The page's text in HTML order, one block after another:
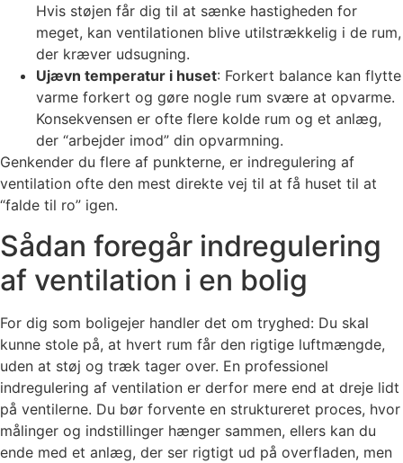
Hvis støjen får dig til at sænke hastigheden for
meget, kan ventilationen blive utilstrækkelig i de rum,
der kræver udsugning.
Ujævn temperatur i huset: Forkert balance kan flytte
varme forkert og gøre nogle rum svære at opvarme.
Konsekvensen er ofte flere kolde rum og et anlæg,
der “arbejder imod” din opvarmning.
Genkender du flere af punkterne, er indregulering af
ventilation ofte den mest direkte vej til at få huset til at
“falde til ro” igen.
Sådan foregår indregulering
af ventilation i en bolig
For dig som boligejer handler det om tryghed: Du skal
kunne stole på, at hvert rum får den rigtige luftmængde,
uden at støj og træk tager over. En professionel
indregulering af ventilation er derfor mere end at dreje lidt
på ventilerne. Du bør forvente en struktureret proces, hvor
målinger og indstillinger hænger sammen, ellers kan du
ende med et anlæg, der ser rigtigt ud på overfladen, men